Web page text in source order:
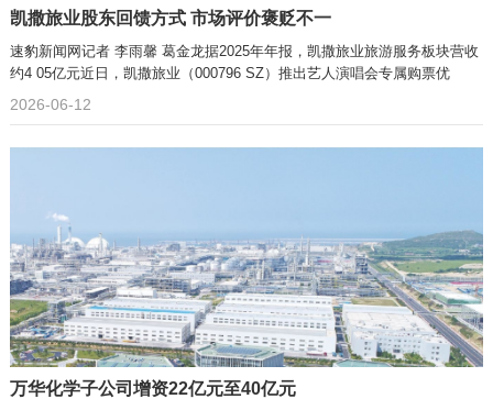
凯撒旅业股东回馈方式 市场评价褒贬不一
速豹新闻网记者 李雨馨 葛金龙据2025年年报，凯撒旅业旅游服务板块营收
约4 05亿元近日，凯撒旅业（000796 SZ）推出艺人演唱会专属购票优
2026-06-12
万华化学子公司增资22亿元至40亿元